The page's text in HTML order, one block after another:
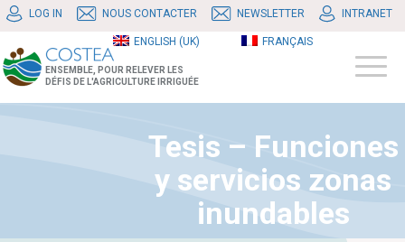
LOG IN NOUS CONTACTER NEWSLETTER INTRANET
ENGLISH (UK) FRANÇAIS
ENSEMBLE, POUR RELEVER LES
DÉFIS DE L'AGRICULTURE IRRIGUÉE
Tesis – Funciones
y servicios zonas
inundables